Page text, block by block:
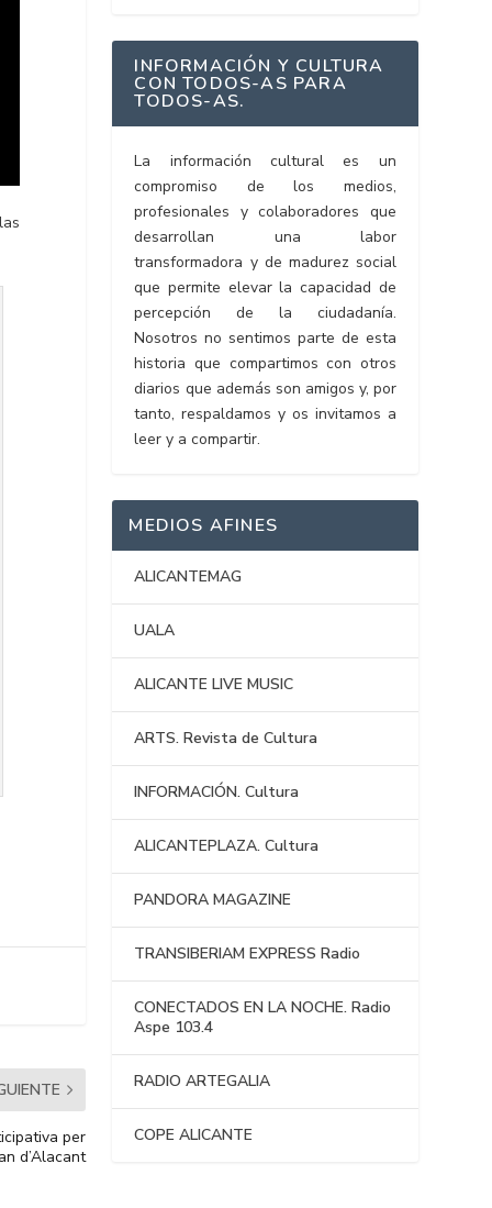
per
d’Alacant
INFORMACIÓN Y CULTURA
CON TODOS-AS PARA
TODOS-AS.
La información cultural es un
compromiso de los medios,
profesionales y colaboradores que
desarrollan una labor
transformadora y de madurez social
que permite elevar la capacidad de
percepción de la ciudadanía.
Nosotros no sentimos parte de esta
historia que compartimos con otros
diarios que además son amigos y, por
tanto, respaldamos y os invitamos a
leer y a compartir.
MEDIOS AFINES
ALICANTEMAG
UALA
ALICANTE LIVE MUSIC
ARTS. Revista de Cultura
INFORMACIÓN. Cultura
ALICANTEPLAZA. Cultura
PANDORA MAGAZINE
TRANSIBERIAM EXPRESS Radio
CONECTADOS EN LA NOCHE. Radio
Aspe 103.4
RADIO ARTEGALIA
COPE ALICANTE